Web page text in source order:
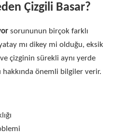
Çizgili Basar?
sorununun birçok farklı
mı dikey mi olduğu, eksik
çizginin sürekli aynı yerde
hakkında önemli bilgiler verir.